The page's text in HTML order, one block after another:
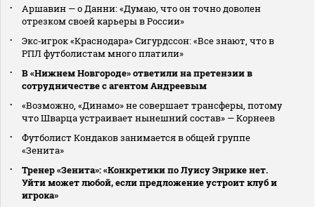
Аршавин — о Данни: «Думаю, что он точно доволен
отрезком своей карьеры в России»
Экс‑игрок «Краснодара» Сигурдссон: «Все знают, что в
РПЛ футболистам много платили»
В «Нижнем Новгороде» ответили на претензии в
сотрудничестве с агентом Андреевым
«Возможно, «Динамо» не совершает трансферы, потому
что Шварца устраивает нынешний состав» — Корнеев
Футболист Кондаков занимается в общей группе
«Зенита»
Тренер «Зенита»: «Конкретики по Луису Энрике нет.
Уйти может любой, если предложение устроит клуб и
игрока»